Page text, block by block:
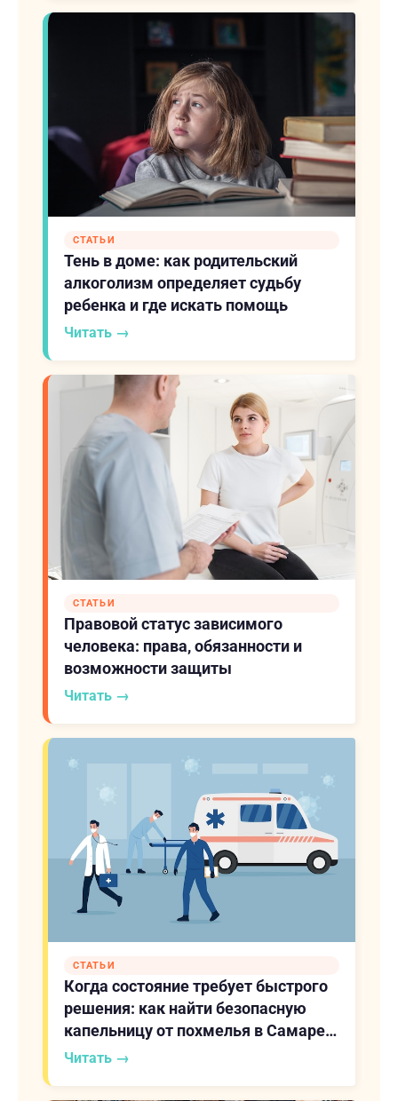
СТАТЬИ
Тень в доме: как родительский
алкоголизм определяет судьбу
ребенка и где искать помощь
Читать →
СТАТЬИ
Правовой статус зависимого
человека: права, обязанности и
возможности защиты
Читать →
СТАТЬИ
Когда состояние требует быстрого
решения: как найти безопасную
капельницу от похмелья в Самаре и
не навредить близкому человеку
Читать →